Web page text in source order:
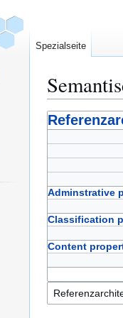
Zur
Navigation
Zur
Suche
Adminstrative
Classification
Content
Spezialseite